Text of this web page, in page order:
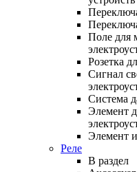
Поле для
Розетка
Сигнал
Система
Элемент
Элемент
Реле
В раздел